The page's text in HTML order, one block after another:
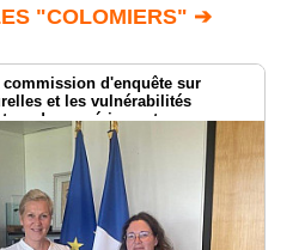
"COLOMIERS" ➔
d'enquête sur
et les vulnérabilités
du numérique et
de la France